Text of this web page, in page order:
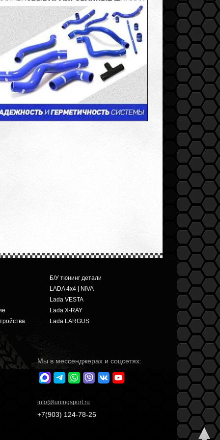
Б/У тюнинг детали
LADA 4x4 | NIVA
Lada VESTA
Lada X-RAY
Lada LARGUS
Мы в мессенджерах и соцсетях:
info@tuningsport.ru
+7(903) 124-78-25